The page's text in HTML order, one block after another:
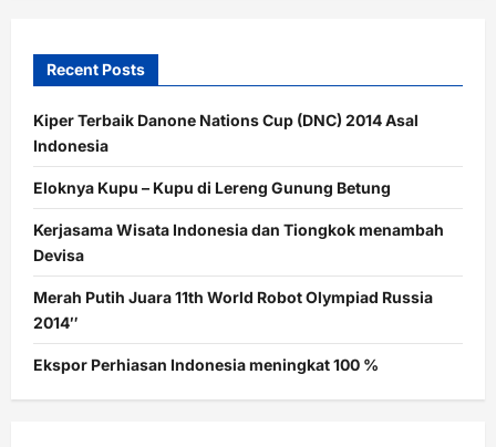
Recent Posts
Kiper Terbaik Danone Nations Cup (DNC) 2014 Asal
Indonesia
Eloknya Kupu – Kupu di Lereng Gunung Betung
Kerjasama Wisata Indonesia dan Tiongkok menambah
Devisa
Merah Putih Juara 11th World Robot Olympiad Russia
2014″
Ekspor Perhiasan Indonesia meningkat 100 %